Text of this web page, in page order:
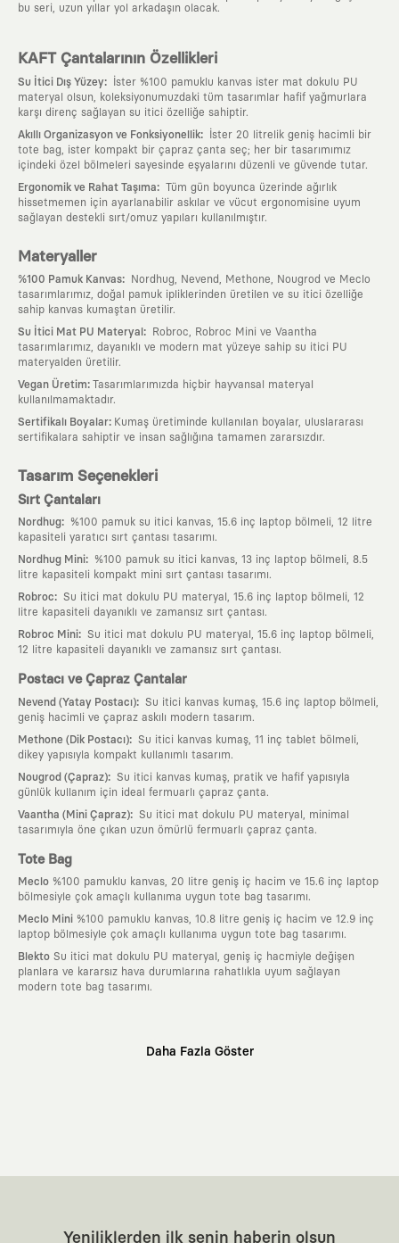
bu seri, uzun yıllar yol arkadaşın olacak.
KAFT Çantalarının Özellikleri
Su İtici Dış Yüzey:
İster %100 pamuklu kanvas ister mat dokulu PU
materyal olsun, koleksiyonumuzdaki tüm tasarımlar hafif yağmurlara
karşı direnç sağlayan su itici özelliğe sahiptir.
Akıllı Organizasyon ve Fonksiyonellik:
İster 20 litrelik geniş hacimli bir
tote bag, ister kompakt bir çapraz çanta seç; her bir tasarımımız
içindeki özel bölmeleri sayesinde eşyalarını düzenli ve güvende tutar.
Ergonomik ve Rahat Taşıma: Tüm gün boyunca üzerinde ağırlık
hissetmemen için ayarlanabilir askılar ve vücut ergonomisine uyum
sağlayan destekli sırt/omuz yapıları kullanılmıştır.
Materyaller
%100 Pamuk Kanvas:
Nordhug, Nevend, Methone, Nougrod ve Meclo
tasarımlarımız, doğal pamuk ipliklerinden üretilen ve su itici özelliğe
sahip kanvas kumaştan üretilir.
Su İtici Mat PU Materyal :
Robroc, Robroc Mini ve Vaantha
tasarımlarımız, dayanıklı ve modern mat yüzeye sahip su itici PU
materyalden üretilir.
Vegan Üretim: Tasarımlarımızda hiçbir hayvansal materyal
kullanılmamaktadır.
Sertifikalı Boyalar: Kumaş üretiminde kullanılan boyalar, uluslararası
sertifikalara sahiptir ve insan sağlığına tamamen zararsızdır.
Tasarım Seçenekleri
Sırt Çantaları
Nordhug:
%100 pamuk su itici kanvas, 15.6 inç laptop bölmeli, 12 litre
kapasiteli yaratıcı sırt çantası tasarımı.
Nordhug Mini:
%100 pamuk su itici kanvas, 13 inç laptop bölmeli, 8.5
litre kapasiteli kompakt mini sırt çantası tasarımı.
Robroc: Su itici mat dokulu PU materyal, 15.6 inç laptop bölmeli, 12
litre kapasiteli dayanıklı ve zamansız sırt çantası.
Robroc Mini: Su itici mat dokulu PU materyal, 15.6 inç laptop bölmeli,
12 litre kapasiteli dayanıklı ve zamansız sırt çantası.
Postacı ve Çapraz Çantalar
Nevend (Yatay Postacı): Su itici kanvas kumaş, 15.6 inç laptop bölmeli,
geniş hacimli ve çapraz askılı modern tasarım.
Methone (Dik Postacı): Su itici kanvas kumaş, 11 inç tablet bölmeli,
dikey yapısıyla kompakt kullanımlı tasarım.
Nougrod (Çapraz): Su itici kanvas kumaş, pratik ve hafif yapısıyla
günlük kullanım için ideal fermuarlı çapraz çanta.
Vaantha (Mini Çapraz): Su itici mat dokulu PU materyal, minimal
tasarımıyla öne çıkan uzun ömürlü fermuarlı çapraz çanta.
Tote Bag
Meclo %100 pamuklu kanvas, 20 litre geniş iç hacim ve 15.6 inç laptop
bölmesiyle çok amaçlı kullanıma uygun tote bag tasarımı.
Meclo Mini %100 pamuklu kanvas, 10.8 litre geniş iç hacim ve 12.9 inç
laptop bölmesiyle çok amaçlı kullanıma uygun tote bag tasarımı.
Blekto Su itici mat dokulu PU materyal, geniş iç hacmiyle değişen
planlara ve kararsız hava durumlarına rahatlıkla uyum sağlayan
modern tote bag tasarımı.
dolabının en değerli parçası olarak kalacak, hikayesini ve estetik
Yaratıcı Bir Topluluk
KAFT, keşfetmeyi sevenlerin, sanata tutkuyla bağlı
Daha Fazla Göster
Yeniliklerden ilk senin haberin olsun